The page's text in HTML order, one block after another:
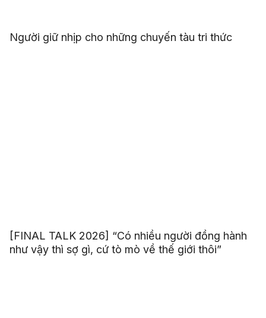
Người giữ nhịp cho những chuyến tàu tri thức
[FINAL TALK 2026] “Có nhiều người đồng hành
như vậy thì sợ gì, cứ tò mò về thế giới thôi”